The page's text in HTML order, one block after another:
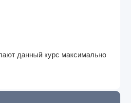
данный курс максимально